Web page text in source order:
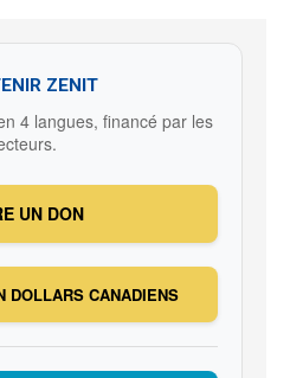
ZENIT
4 langues, financé par les
UN DON
DOLLARS CANADIENS